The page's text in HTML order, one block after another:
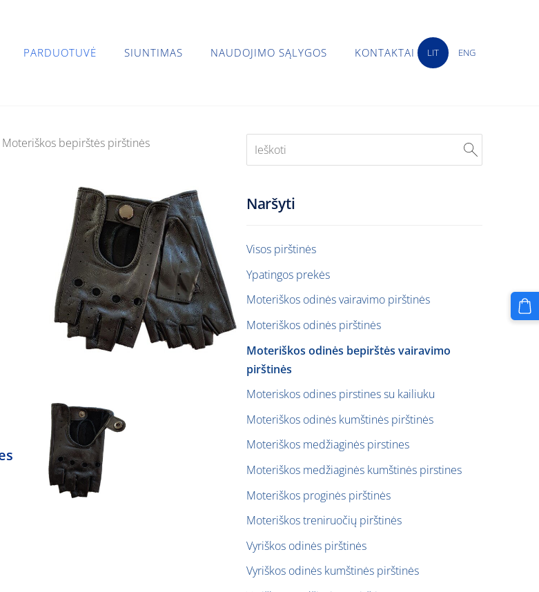
PARDUOTUVĖ SIUNTIMAS NAUDOJIMO SĄLYGOS KONTAKTAI LIT ENG
Naršyti
Visos pirštinės
Ypatingos prekės
Moteriškos odinės vairavimo pirštinės
Moteriškos odinės pirštinės
Moteriškos odinės bepirštės vairavimo
pirštinės
Moteriskos odines pirstines su kailiuku
Moteriškos odinės kumštinės pirštinės
Moteriškos medžiaginės pirstines
Moteriškos medžiaginės kumštinės pirstines
Moteriškos proginės pirštinės
Moteriškos treniruočių pirštinės
Vyriškos odinės pirštinės
Vyriškos odinės kumštinės pirštinės
Moteriškos bepirštės pirštinės